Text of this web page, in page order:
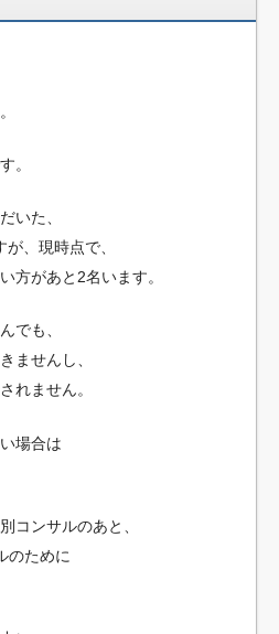
。
いた、
が、現時点で、
方があと2名います。
でも、
ませんし、
れません。
場合は
コンサルのあと、
のために